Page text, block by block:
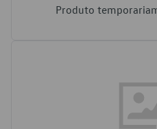
Produto